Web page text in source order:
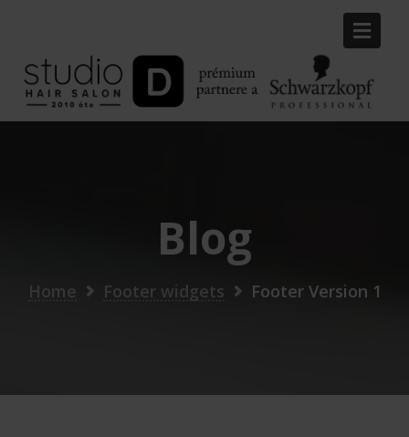
Blog
Home Footer widgets Footer Version 1